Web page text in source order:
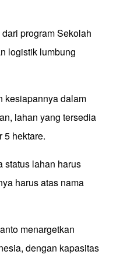
program Sekolah
logistik lumbung
kesiapannya dalam
lahan yang tersedia
5 hektare.
status lahan harus
harus atas nama
menargetkan
dengan kapasitas